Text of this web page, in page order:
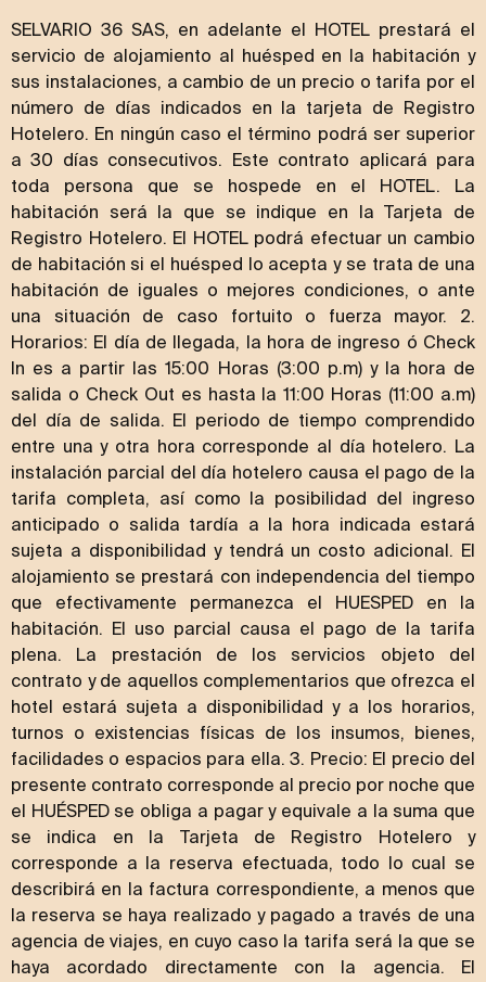
SELVARIO 36 SAS, en adelante el HOTEL prestará el
servicio de alojamiento al huésped en la habitación y
sus instalaciones, a cambio de un precio o tarifa por el
número de días indicados en la tarjeta de Registro
Hotelero. En ningún caso el término podrá ser superior
a 30 días consecutivos. Este contrato aplicará para
toda persona que se hospede en el HOTEL. La
habitación será la que se indique en la Tarjeta de
Registro Hotelero. El HOTEL podrá efectuar un cambio
de habitación si el huésped lo acepta y se trata de una
habitación de iguales o mejores condiciones, o ante
una situación de caso fortuito o fuerza mayor. 2.
Horarios: El día de llegada, la hora de ingreso ó Check
In es a partir las 15:00 Horas (3:00 p.m) y la hora de
salida o Check Out es hasta la 11:00 Horas (11:00 a.m)
del día de salida. El periodo de tiempo comprendido
entre una y otra hora corresponde al día hotelero. La
instalación parcial del día hotelero causa el pago de la
tarifa completa, así como la posibilidad del ingreso
anticipado o salida tardía a la hora indicada estará
sujeta a disponibilidad y tendrá un costo adicional. El
alojamiento se prestará con independencia del tiempo
que efectivamente permanezca el HUESPED en la
habitación. El uso parcial causa el pago de la tarifa
plena. La prestación de los servicios objeto del
contrato y de aquellos complementarios que ofrezca el
hotel estará sujeta a disponibilidad y a los horarios,
turnos o existencias físicas de los insumos, bienes,
facilidades o espacios para ella. 3. Precio: El precio del
presente contrato corresponde al precio por noche que
el HUÉSPED se obliga a pagar y equivale a la suma que
se indica en la Tarjeta de Registro Hotelero y
corresponde a la reserva efectuada, todo lo cual se
describirá en la factura correspondiente, a menos que
la reserva se haya realizado y pagado a través de una
agencia de viajes, en cuyo caso la tarifa será la que se
haya acordado directamente con la agencia. El